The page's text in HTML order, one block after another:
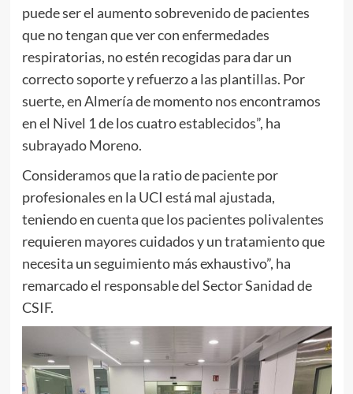
puede ser el aumento sobrevenido de pacientes
que no tengan que ver con enfermedades
respiratorias, no estén recogidas para dar un
correcto soporte y refuerzo a las plantillas. Por
suerte, en Almería de momento nos encontramos
en el Nivel 1 de los cuatro establecidos”, ha
subrayado Moreno.
Consideramos que la ratio de paciente por
profesionales en la UCI está mal ajustada,
teniendo en cuenta que los pacientes polivalentes
requieren mayores cuidados y un tratamiento que
necesita un seguimiento más exhaustivo”, ha
remarcado el responsable del Sector Sanidad de
CSIF.